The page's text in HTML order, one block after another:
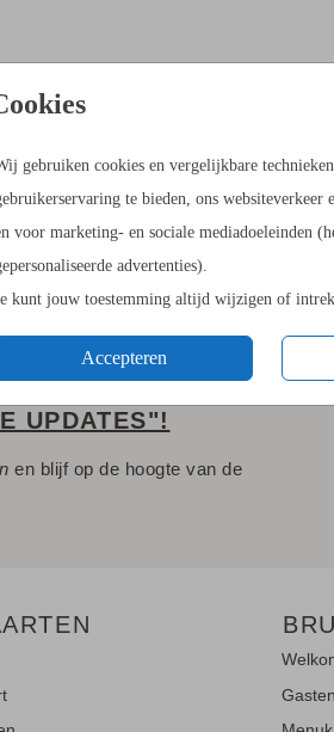
gebruiken cookies en vergelijkbare
te bieden, ons websiteverkeer
voor marketing- en sociale mediadoeleinden
advertenties).
kunt jouw toestemming altijd wijzigen of
Accepteren
UPDATES"!
en blijf op de hoogte van de